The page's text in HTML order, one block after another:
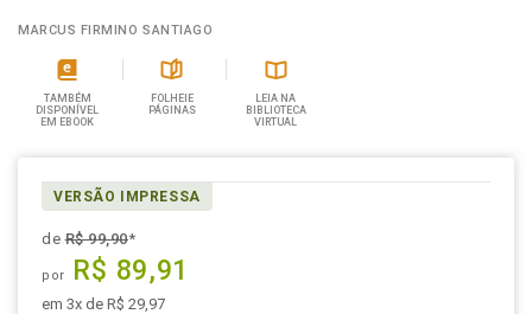
MARCUS FIRMINO SANTIAGO
TAMBÉM
DISPONÍVEL
EM EBOOK
FOLHEIE
PÁGINAS
LEIA NA
BIBLIOTECA
VIRTUAL
VERSÃO IMPRESSA
deR$ 99,90*
por R$ 89,91
em 3x de R$ 29,97